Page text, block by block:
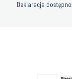
Deklaracja